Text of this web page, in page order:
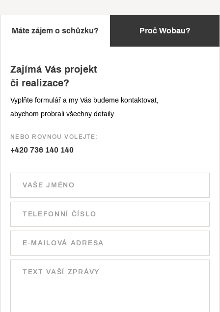
Máte zájem o schůzku? Proč Wobau?
Zajímá Vás projekt
či realizace?
Vyplňte formulář a my Vás budeme kontaktovat,
abychom probrali všechny detaily
NEBO ROVNOU VOLEJTE:
+420 736 140 140
Ponechte toto pole prázdné.